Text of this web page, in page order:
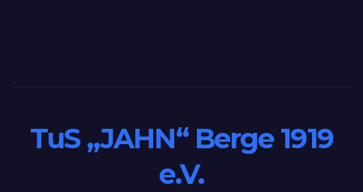
TuS „JAHN“ Berge 1919
e.V.